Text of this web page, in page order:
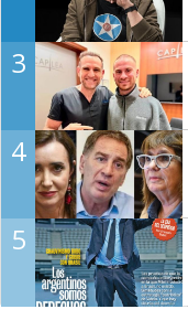
3
4
5